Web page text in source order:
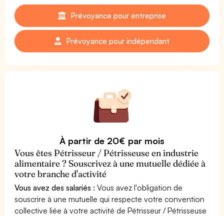
Prévoyance pour entreprise
Prévoyance pour indépendant
À partir de 20€ par mois
Vous êtes Pétrisseur / Pétrisseuse en industrie
alimentaire ? Souscrivez à une mutuelle dédiée à
votre branche d'activité
Vous avez des salariés : Vous avez l'obligation de
souscrire à une mutuelle qui respecte votre convention
collective liée à votre activité de Pétrisseur / Pétrisseuse